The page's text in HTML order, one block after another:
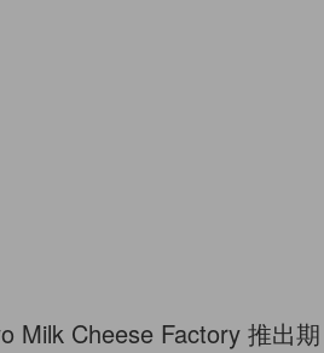
Milk Cheese Factory 推出期